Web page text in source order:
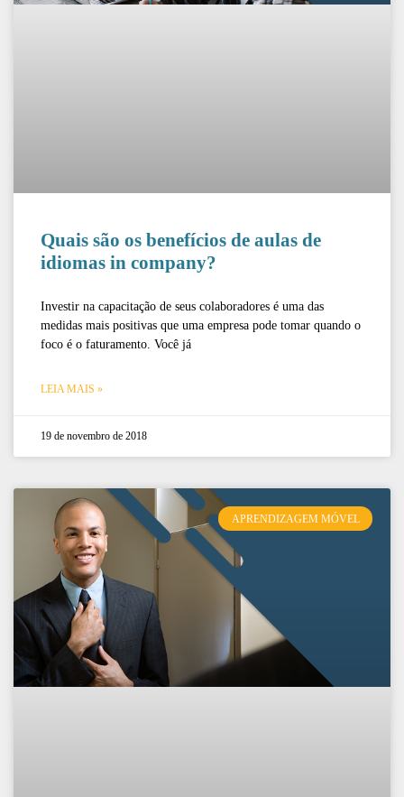
Quais são os benefícios de aulas de
idiomas in company?
Investir na capacitação de seus colaboradores é uma das
medidas mais positivas que uma empresa pode tomar quando o
foco é o faturamento. Você já
LEIA MAIS »
19 de novembro de 2018
APRENDIZAGEM MÓVEL